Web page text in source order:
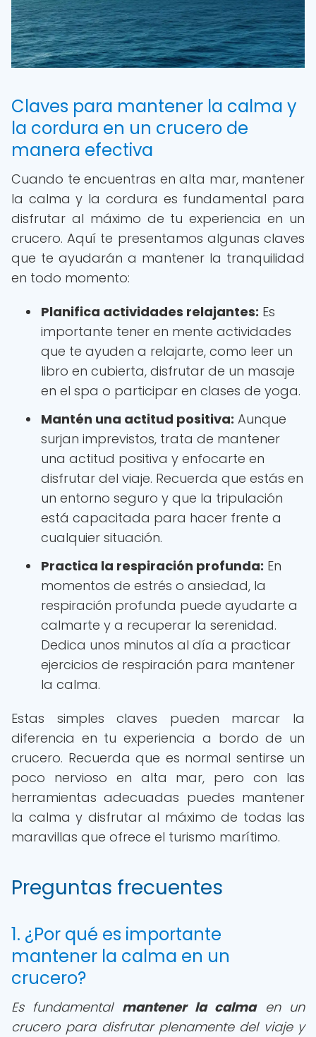
Claves para mantener la calma y
la cordura en un crucero de
manera efectiva
Cuando te encuentras en alta mar, mantener
la calma y la cordura es fundamental para
disfrutar al máximo de tu experiencia en un
crucero. Aquí te presentamos algunas claves
que te ayudarán a mantener la tranquilidad
en todo momento:
Planifica actividades relajantes: Es
importante tener en mente actividades
que te ayuden a relajarte, como leer un
libro en cubierta, disfrutar de un masaje
en el spa o participar en clases de yoga.
Mantén una actitud positiva: Aunque
surjan imprevistos, trata de mantener
una actitud positiva y enfocarte en
disfrutar del viaje. Recuerda que estás en
un entorno seguro y que la tripulación
está capacitada para hacer frente a
cualquier situación.
Practica la respiración profunda: En
momentos de estrés o ansiedad, la
respiración profunda puede ayudarte a
calmarte y a recuperar la serenidad.
Dedica unos minutos al día a practicar
ejercicios de respiración para mantener
la calma.
Estas simples claves pueden marcar la
diferencia en tu experiencia a bordo de un
crucero. Recuerda que es normal sentirse un
poco nervioso en alta mar, pero con las
herramientas adecuadas puedes mantener
la calma y disfrutar al máximo de todas las
maravillas que ofrece el turismo marítimo.
Preguntas frecuentes
1. ¿Por qué es importante
mantener la calma en un
crucero?
Es fundamental mantener la calmaen un
crucero para disfrutar plenamente del viaje y